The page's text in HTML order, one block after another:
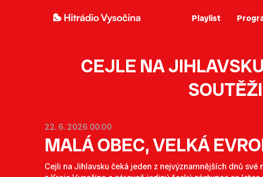
Playlist
CEJLE NA
22. 6. 2026 00:00
MALÁ OBEC, VELKÁ
Cejli na Jihlavsku čeká jeden z nejvýznamnějších dnů